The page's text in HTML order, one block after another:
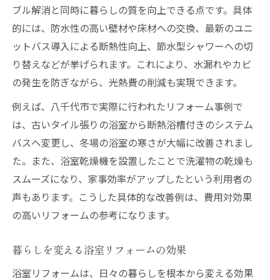
安心できるリフォームサービスの特徴
地元リフォーム業者活用のメリット
アフターフォロー充実のリフォーム選び
満足度の高い浴室リフォーム実現への秘訣
満足度を高めるリフォーム成功の条件
リフォーム後のトラブル回避ポイント
リフォーム体験談から学ぶ失敗例と対策
満足できる浴室リフォーム実現の流れ
リフォーム後の定期メンテナンスの重要性
ブル解消と同時に暮らしの質を向上できる点です。具体
的には、防水性の高い壁材や床材への交換、最新のユニ
ットバス導入による断熱性向上、節水型シャワーへの切
り替えなどが挙げられます。これにより、水漏れやカビ
の発生を防ぎながら、光熱費の削減も実現できます。
例えば、八千代市で実際に行われたリフォーム事例で
は、古いタイル張りの浴室から断熱浴槽付きのシステム
バスへ変更し、冬場の浴室の寒さが大幅に改善されまし
た。また、浴室乾燥機を設置したことで洗濯物の乾燥も
スムーズになり、家事効率がアップしたという利用者の
声もあります。こうした具体的な改善例は、費用対効果
の高いリフォームの参考になります。
暮らしを変える浴室リフォームの効果
浴室リフォームは、日々の暮らしを根本から変える効果